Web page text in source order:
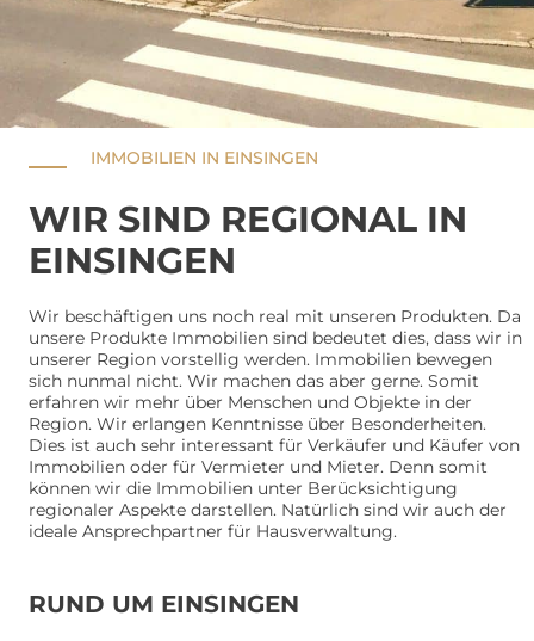
IMMOBILIEN IN EINSINGEN
WIR SIND REGIONAL IN
EINSINGEN
Wir beschäftigen uns noch real mit unseren Produkten. Da
unsere Produkte Immobilien sind bedeutet dies, dass wir in
unserer Region vorstellig werden. Immobilien bewegen
sich nunmal nicht. Wir machen das aber gerne. Somit
erfahren wir mehr über Menschen und Objekte in der
Region. Wir erlangen Kenntnisse über Besonderheiten.
Dies ist auch sehr interessant für Verkäufer und Käufer von
Immobilien oder für Vermieter und Mieter. Denn somit
können wir die Immobilien unter Berücksichtigung
regionaler Aspekte darstellen. Natürlich sind wir auch der
ideale Ansprechpartner für Hausverwaltung.
RUND UM EINSINGEN